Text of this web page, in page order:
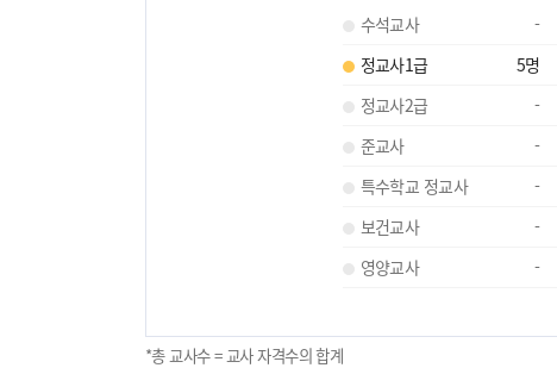
수석교사 -
정교사1급
5명
정교사2급
-
준교사
-
특수학교 정교사
-
보건교사
-
영양교사
-
*총 교사수 = 교사 자격수의 합계